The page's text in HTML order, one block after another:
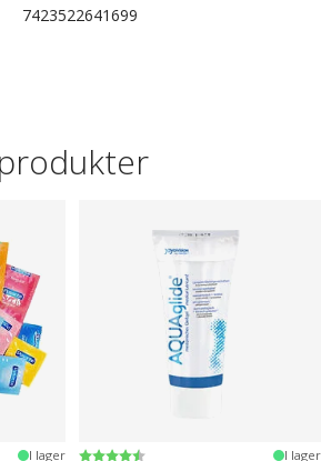
7423522641699
I lager Betyg:
4.2 utav 5 stjärnor I lager